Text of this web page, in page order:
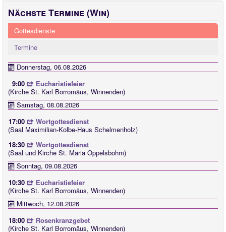
Nächste Termine (Win)
Gottesdienste
Termine
Donnerstag, 06.08.2026
9:00
Eucharistiefeier
(Kirche St. Karl Borromäus, Winnenden)
Samstag, 08.08.2026
17:00
Wortgottesdienst
(Saal Maximilian-Kolbe-Haus Schelmenholz)
18:30
Wortgottesdienst
(Saal und Kirche St. Maria Oppelsbohm)
Sonntag, 09.08.2026
10:30
Eucharistiefeier
(Kirche St. Karl Borromäus, Winnenden)
Mittwoch, 12.08.2026
18:00
Rosenkranzgebet
(Kirche St. Karl Borromäus, Winnenden)